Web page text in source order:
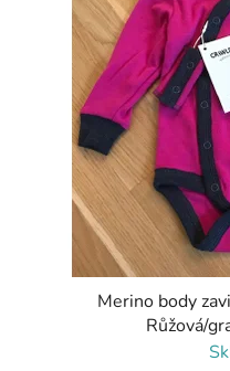
Merino body
Růžová/